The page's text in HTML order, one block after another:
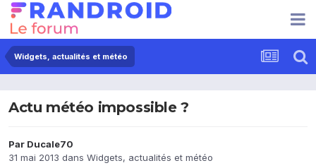
Widgets, actualités et météo
Actu météo impossible ?
Par Ducale70
31 mai 2013 dans Widgets, actualités et météo